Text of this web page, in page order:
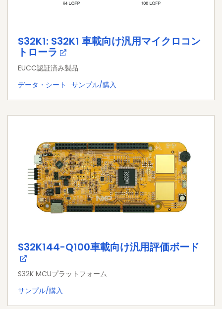
S32K1: S32K1 車載向け汎用マイクロコン
トローラ
EUCC認証済み製品
データ・シート
サンプル/購入
S32K144-Q100車載向け汎用評価ボード
S32K MCUプラットフォーム
サンプル/購入